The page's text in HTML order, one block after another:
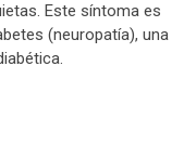
Este síntoma es
(neuropatía), una